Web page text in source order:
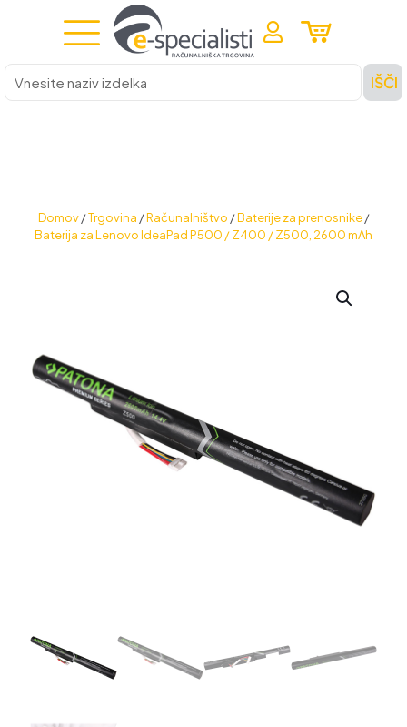
Vnesite
naziv
izdelka
IŠČI
Domov /Trgovina /Računalništvo /Baterije za prenosnike /
Baterija za Lenovo IdeaPad P500 / Z400 / Z500, 2600 mAh